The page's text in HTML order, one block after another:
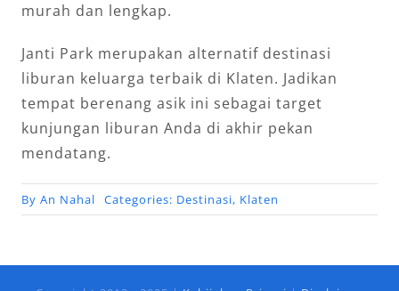
murah dan lengkap.
Janti Park merupakan alternatif destinasi
liburan keluarga terbaik di Klaten. Jadikan
tempat berenang asik ini sebagai target
kunjungan liburan Anda di akhir pekan
mendatang.
By An Nahal Categories: Destinasi, Klaten